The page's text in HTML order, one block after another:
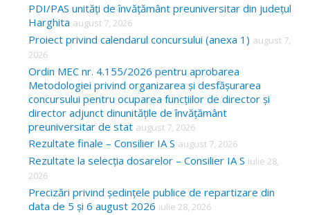
c
h
f
o
r
PDI/PAS unități de învățământ preuniversitar din județul
Harghita august 7, 2026
Proiect privind calendarul concursului (anexa 1) august 7,
2026
Ordin MEC nr. 4.155/2026 pentru aprobarea
Metodologiei privind organizarea și desfășurarea
concursului pentru ocuparea funcțiilor de director și
director adjunct dinunitățile de învățământ
preuniversitar de stat august 7, 2026
Rezultate finale – Consilier IA S august 7, 2026
Rezultate la selecția dosarelor – Consilier IA S iulie 28,
2026
Precizări privind ședințele publice de repartizare din
data de 5 și 6 august 2026 iulie 28, 2026